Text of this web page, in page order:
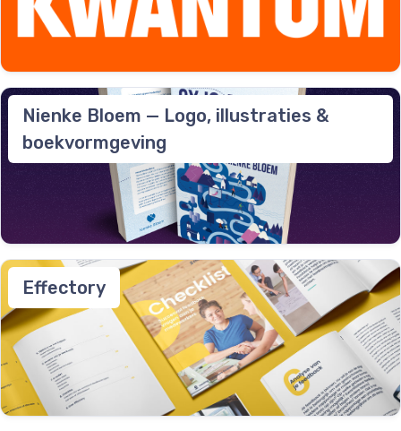
Nienke Bloem — Logo, illustraties &
boekvormgeving
Effectory